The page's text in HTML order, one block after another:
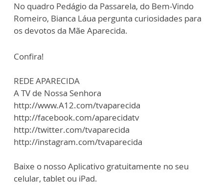
No quadro Pedágio da Passarela, do Bem-Vindo
Romeiro, Bianca Láua pergunta curiosidades para
os devotos da Mãe Aparecida.
Confira!
REDE APARECIDA
A TV de Nossa Senhora
http://www.A12.com/tvaparecida
http://facebook.com/aparecidatv
http://twitter.com/tvaparecida
http://instagram.com/tvaparecida
Baixe o nosso Aplicativo gratuitamente no seu
celular, tablet ou iPad.